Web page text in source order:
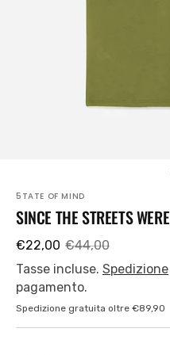
5TATE OF MIND
SINCE THE STREETS
Prezzo
di
vendita
€22,00 Prezzo
regolare
€44,00
Tasse incluse. Spedizione
pagamento.
Spedizione gratuita oltre €89,90